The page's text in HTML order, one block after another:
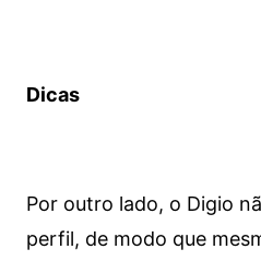
Dicas
Por outro lado, o Digio
perfil, de modo que